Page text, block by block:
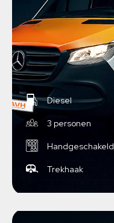
Diesel
3 personen
Handgeschakeld
Trekhaak